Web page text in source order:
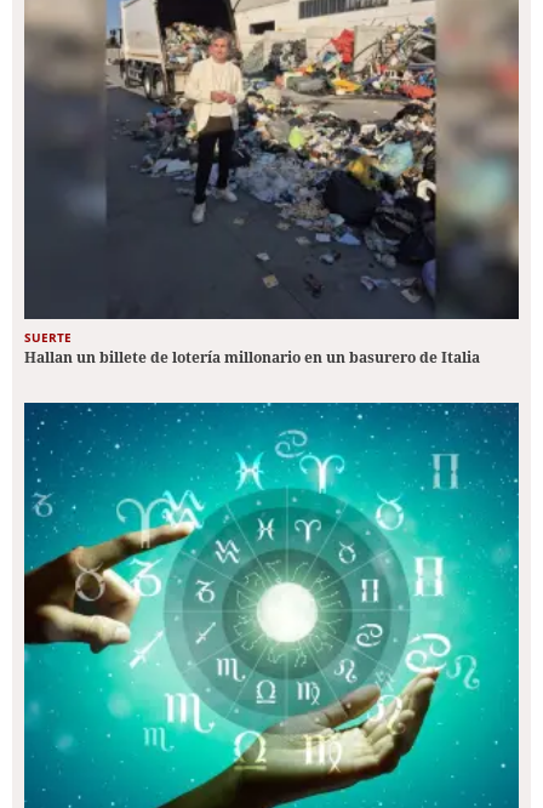
SUERTE
Hallan un billete de lotería millonario en un basurero de Italia